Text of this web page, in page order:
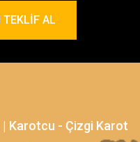
TEKLIF AL
| Karotcu - Çizgi Karot